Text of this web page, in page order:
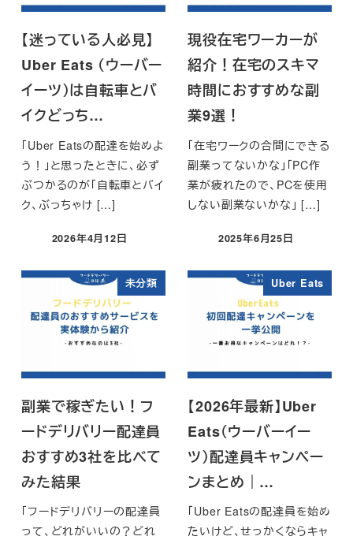
【迷っている人必見】
Uber Eats （ウーバー
イーツ）は自転車とバ
イクどっち…
「Uber Eatsの配達を始めよ
う！」と思ったときに、必ず
ぶつかるのが「自転車とバイ
ク、ぶっちゃけ […]
投稿日
2026年4月12日
現役在宅ワーカーが
紹介！在宅のスキマ
時間におすすめな副
業9選！
「在宅ワークの合間にできる
副業ってないかな」「PC作
業が疲れたので、PCを使用
しない副業ないかな」 […]
投稿日
2025年6月25日
未分類
副業で稼ぎたい！フ
ードデリバリー配達員
おすすめ3社を比べて
みた結果
「フードデリバリーの配達員
って、どれがいいの？どれ
Uber Eats
【2026年最新】Uber
Eats（ウーバーイー
ツ）配達員キャンペー
ンまとめ｜…
「Uber Eatsの配達員を始め
たいけど、せっかくならキャ